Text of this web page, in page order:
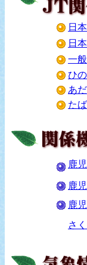
日
日
一
ひ
あ
た
鹿
鹿
鹿
さ